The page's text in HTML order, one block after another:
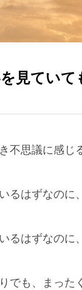
見てい
不思議に感じ
るはずなのに
るはずなのに
でも、まった